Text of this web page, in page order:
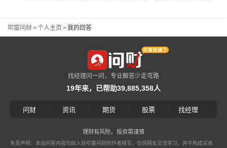
叩富问财>个人主页 >我的回答
找经理问一问，专业解答少走弯路
19年来，已帮助39,885,358人
问财 资讯 期货 股票 找经理
理财有风险，投资需谨慎
免责声明：本站问答内容均由入驻叩富问财的作者撰写，仅供网友交流学习，并不构成买卖